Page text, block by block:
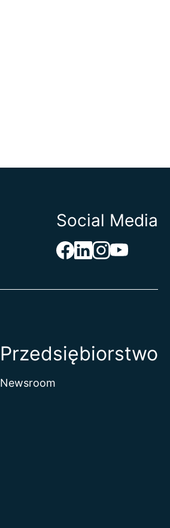
Social Media
Przedsiębiorstwo
Newsroom